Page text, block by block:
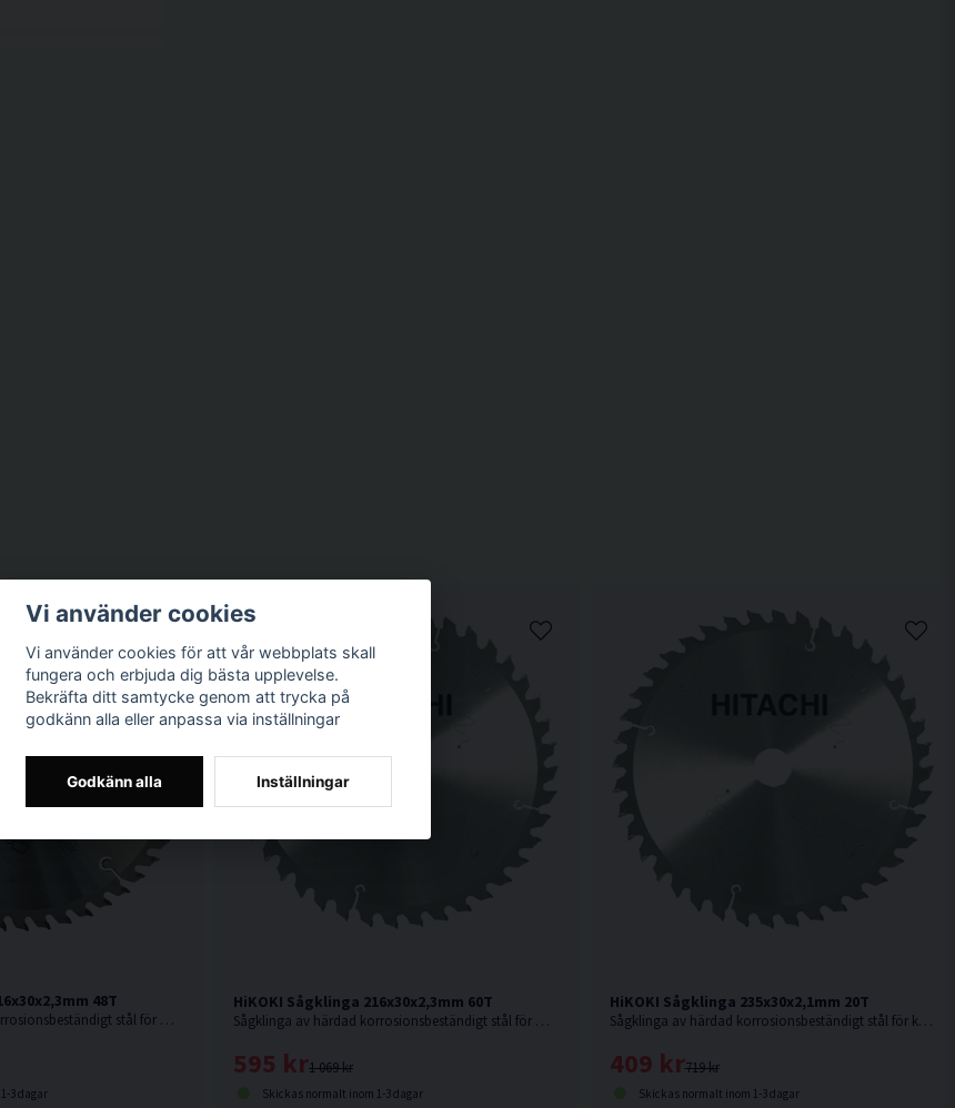
48T
Sågklinga av härdad korrosionsbeständigt stål för mycket fin sågning i hårt och mjukt trä.
3 dagar
HiKOKI Sågklinga 216x30x2,3mm 60T
Sågklinga av härdad korrosionsbeständigt stål för mycket fin sågning i hårt och mjukt trä.
1 069 kr
595 kr
Skickas normalt inom 1-3 dagar
HiKOKI Sågklinga 235x30x2,1mm 20T
Sågklinga av härdad korrosionsbeständigt stål för kapning i hårt och mjukt trä.
719 kr
409 kr
Skickas normalt inom 1-3 dagar
Vi använder cookies
Vi använder cookies för att vår webbplats skall
fungera och erbjuda dig bästa upplevelse.
Bekräfta ditt samtycke genom att trycka på
godkänn alla eller anpassa via inställningar
Godkänn alla Inställningar